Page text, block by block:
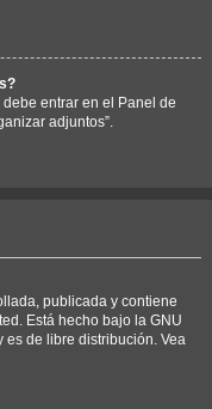
entrar en el Panel de
adjuntos”.
publicada y contiene
. Está hecho bajo la GNU
de libre distribución. Vea